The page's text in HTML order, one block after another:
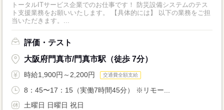
トータルITサービス企業でのお仕事です！ 防災設備システムのテス
ト支援業務をお願いいたします。 【具体的には】 以下の業務をご担
当いただきます。...
評価・テスト
大阪府門真市/門真市駅（徒歩 7分）
時給1,900円～2,200円 交通費全額支給
8：45〜17：15（実働7時間45分） ※リモー...
土曜日 日曜日 祝日